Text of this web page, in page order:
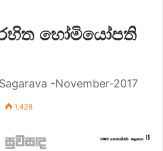
හෝමියෝපති
-November-2017
1,428